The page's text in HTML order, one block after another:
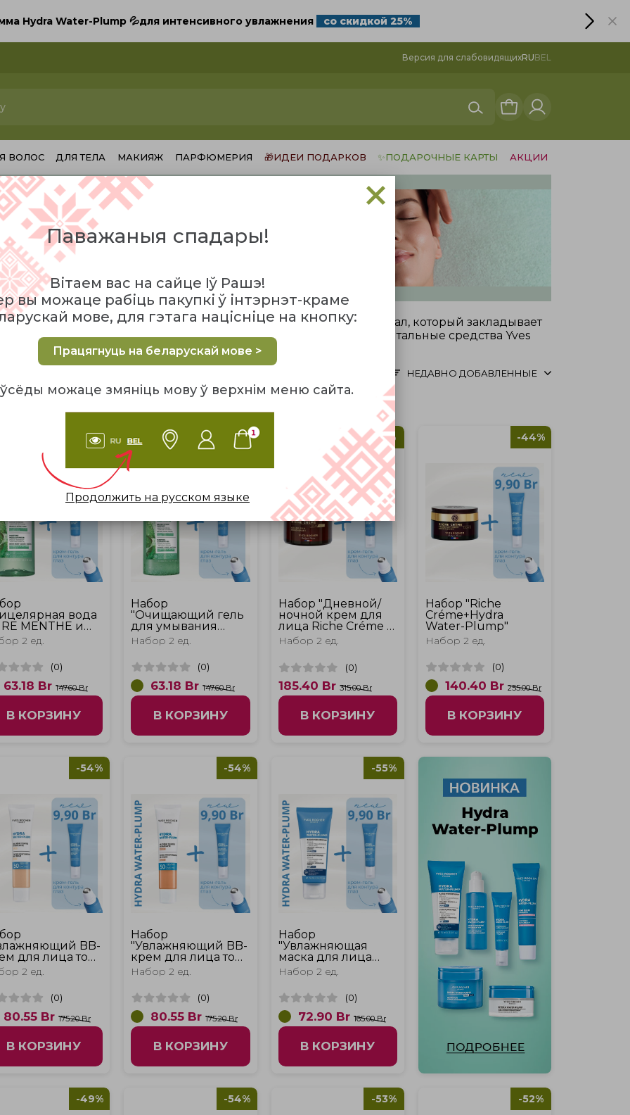
гамма-бестселлер Comme une Évidence 🌸 со скидкой 25%
Версия для слабовидящихRUBEL
ВОЛОС ДЛЯ ТЕЛА МАКИЯЖ ПАРФЮМЕРИЯ 🎁ИДЕИ ПОДАРКОВ ✨ПОДАРОЧНЫЕ КАРТЫ АКЦИИ
уход Yves Rocher
выглядящей кожи
косметических средств, а обязательный ежедневный ритуал, который закладывает
годы. В разделе «Базовый уход для лица» собраны фундаментальные средства Yves
красоты и гидробаланса эпидермиса.
НЕДАВНО ДОБАВЛЕННЫЕ
СБРОСИТЬ
-57%
вода
MENTHE и
гель для глаз
Water-
2 ед.
(0)
63.18 Br 147.60 Br
В КОРЗИНУ
-57%
Набор
"Очищающий гель
для умывания
PURE MENTHE и
крем для контура
глаз Hydra Water-
Plump"
Набор 2 ед.
(0)
63.18 Br 147.60 Br
В КОРЗИНУ
-41%
Набор "Дневной/
ночной крем для
лица Riche Créme и
крем для контура
глаз Hydra Water-
Plump"
Набор 2 ед.
(0)
185.40 Br 315.00 Br
В КОРЗИНУ
-44%
Набор "Riche
Créme+Hydra
Water-Plump"
Набор 2 ед.
(0)
140.40 Br 255.00 Br
В КОРЗИНУ
-54%
BB-
для лица тон
Light Hydra
Plump и
для контура
Hydra Water-
2 ед.
(0)
80.55 Br 175.20 Br
В КОРЗИНУ
-54%
Набор
"Увлажняющий BB-
крем для лица тон
Medium Hydra
Water-Plump и
крем для контура
глаз Hydra Water-
Plump"
Набор 2 ед.
(0)
80.55 Br 175.20 Br
В КОРЗИНУ
-55%
Набор
"Увлажняющая
маска для лица
Hydra Water-Plump
и крем для контура
глаз Hydra Water-
Plump"
Набор 2 ед.
(0)
72.90 Br 165.00 Br
В КОРЗИНУ
-49% -54% -53% -52%
Паважаныя спадары!
Вітаем вас на сайце Іў Рашэ!
вы можаце рабіць пакупкі ў інтэрнэт-краме
мове, для гэтага націсніце на кнопку:
Працягнуць на беларускай мове >
можаце змяніць мову ў верхнім меню сайта.
Продолжить на русском языке